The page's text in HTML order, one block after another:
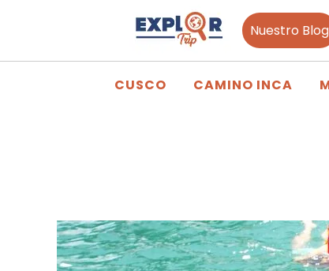
Nuestro Blog
CUSCO CAMINO INCA